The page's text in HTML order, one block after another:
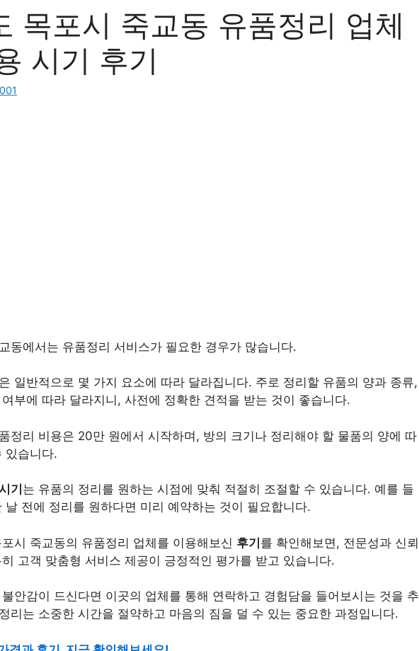
목포시 죽교동 유품정리 업체
시기 후기
동에서는 유품정리 서비스가 필요한 경우가 많습니다.
은 일반적으로 몇 가지 요소에 따라 달라집니다. 주로 정리할 유품의 양과 종류,
부에 따라 달라지니, 사전에 정확한 견적을 받는 것이 좋습니다.
정리 비용은 20만 원에서 시작하며, 방의 크기나 정리해야 할 물품의 양에 따
있습니다.
기 는 유품의 정리를 원하는 시점에 맞춰 적절히 조절할 수 있습니다. 예를 들
날 전에 정리를 원하다면 미리 예약하는 것이 필요합니다.
시 죽교동의 유품정리 업체를 이용해보신 후기를 확인해보면, 전문성과 신뢰
고객 맞춤형 서비스 제공이 긍정적인 평가를 받고 있습니다.
안감이 드신다면 이곳의 업체를 통해 연락하고 경험담을 들어보시는 것을 추
리는 소중한 시간을 절약하고 마음의 짐을 덜 수 있는 중요한 과정입니다.